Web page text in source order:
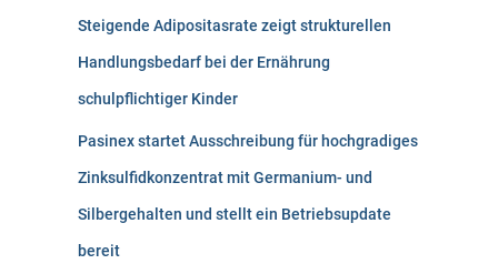
Steigende Adipositasrate zeigt strukturellen
Handlungsbedarf bei der Ernährung
schulpflichtiger Kinder
Pasinex startet Ausschreibung für hochgradiges
Zinksulfidkonzentrat mit Germanium- und
Silbergehalten und stellt ein Betriebsupdate
bereit